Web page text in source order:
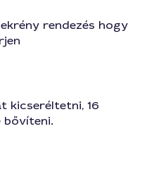
rendezés hogy
kicseréltetni, 16
bővíteni.